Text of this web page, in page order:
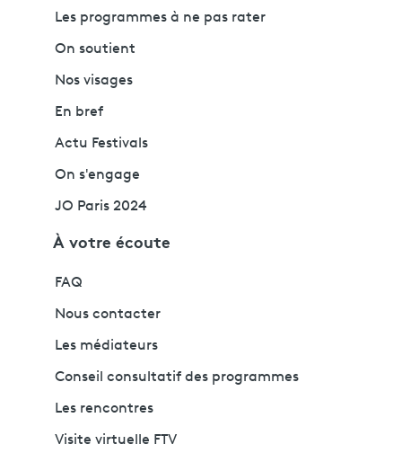
Les programmes à ne pas rater
On soutient
Nos visages
En bref
Actu Festivals
On s'engage
JO Paris 2024
À votre écoute
FAQ
Nous contacter
Les médiateurs
Conseil consultatif des programmes
Les rencontres
Visite virtuelle FTV